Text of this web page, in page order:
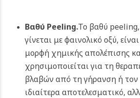
Βαθύ Peeling.Το βαθύ
γίνεται με φαινολικό οξύ,
μορφή χημικής απολέπισης
χρησιμοποιείται για τη
βλαβών από τη γήρανση ή τον
ιδιαίτερα αποτελεσματικό,